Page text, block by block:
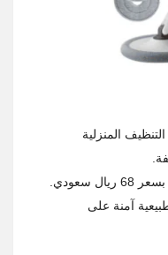
المنزلية
آمنة على